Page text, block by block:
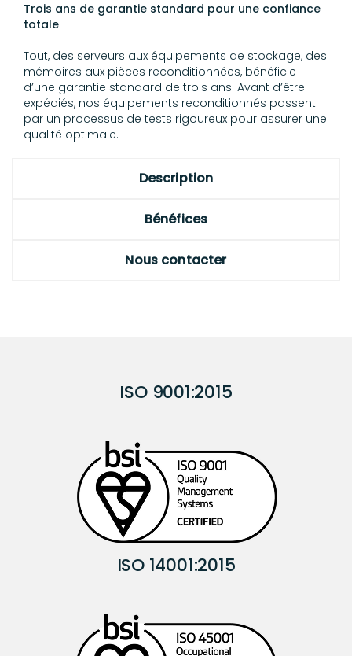
Trois ans de garantie standard pour une confiance
totale
Tout, des serveurs aux équipements de stockage, des
mémoires aux pièces reconditionnées, bénéficie
d’une garantie standard de trois ans. Avant d’être
expédiés, nos équipements reconditionnés passent
par un processus de tests rigoureux pour assurer une
qualité optimale.
Description
Bénéfices
Nous contacter
ISO 9001:2015
ISO 14001:2015